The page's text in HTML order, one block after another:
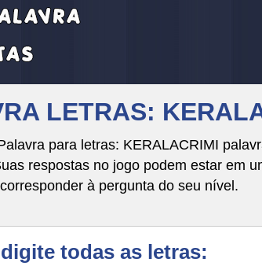
LETRAS:
para letras: KERALACRIMI
respostas no jogo podem estar em
à pergunta do seu nível.
todas as letras: